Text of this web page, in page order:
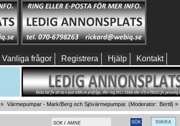
Vanliga frågor Registrera Hjälp Kontakt
» Värmepumpar - Mark/Berg och Sjövärmepumpar. (Moderator: Bertil) »
SVARA